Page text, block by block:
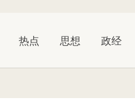
热点 思想 政经